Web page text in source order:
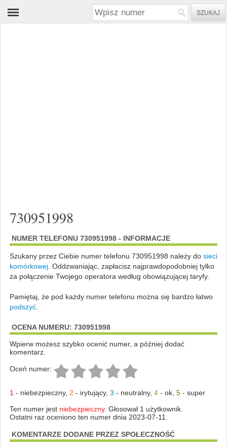
730951998
NUMER TELEFONU 730951998 - INFORMACJE
Szukany przez Ciebie numer telefonu 730951998 należy do sieci
komórkowej. Oddzwaniając, zapłacisz najprawdopodobniej tylko
za połączenie Twojego operatora według obowiązującej taryfy.
Pamiętaj, że pod każdy numer telefonu można się bardzo łatwo
podszyć.
OCENA NUMERU: 730951998
Wpierw możesz szybko ocenić numer, a później dodać
komentarz.
Oceń numer:
1 - niebezpieczny, 2 - irytujący, 3 - neutralny, 4- ok, 5- super
Ten numer jest niebezpieczny. Głosował 1 użytkownik.
Ostatni raz oceniono ten numer dnia 2023-07-11.
KOMENTARZE DODANE PRZEZ SPOŁECZNOŚĆ